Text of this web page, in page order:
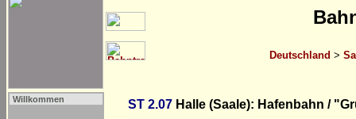
Deutschland >
Willkommen ST 2.07 Halle (Saale): Hafenbahn /